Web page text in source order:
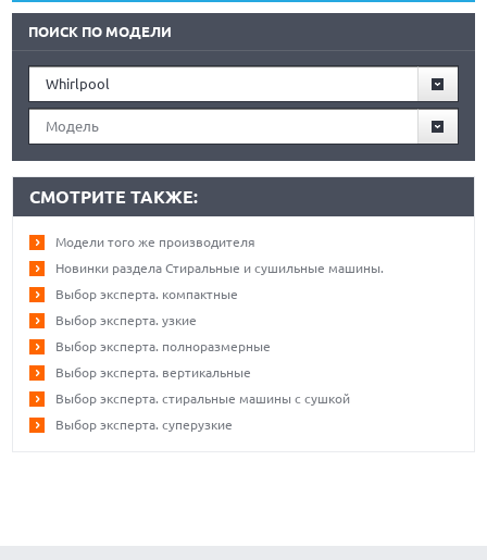
ПОИСК ПО МОДЕЛИ
Whirlpool
Модель
СМОТРИТЕ ТАКЖЕ:
Модели того же производителя
Новинки раздела Стиральные и сушильные машины.
Выбор эксперта. компактные
Выбор эксперта. узкие
Выбор эксперта. полноразмерные
Выбор эксперта. вертикальные
Выбор эксперта. стиральные машины с сушкой
Выбор эксперта. суперузкие